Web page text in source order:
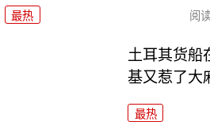
最热 阅
土耳其货船
基又惹了大
最热